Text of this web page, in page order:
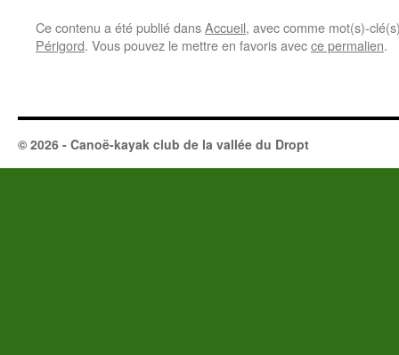
Ce contenu a été publié dansAccueil, avec comme mot(s)-
Périgord. Vous pouvez le mettre en favoris avecce permalien.
© 2026 - Canoë-kayak club de la vallée du Dropt